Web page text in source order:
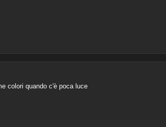
colori quando c'è poca luce